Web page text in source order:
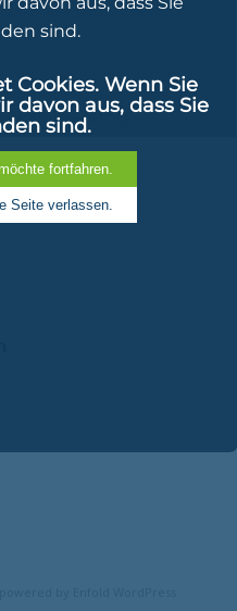
Offenlegung
sind.
Cookies. Wenn Sie
davon aus, dass Sie
sind.